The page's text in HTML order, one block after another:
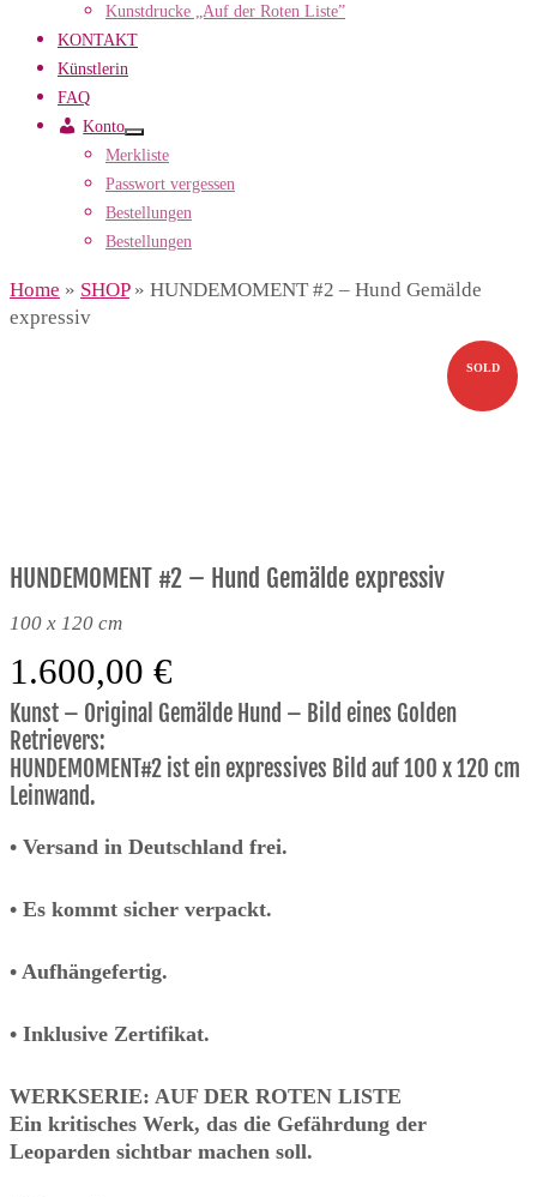
Kunstdrucke „Auf der Roten Liste”
KONTAKT
Künstlerin
FAQ
Konto
Merkliste
Passwort vergessen
Bestellungen
Bestellungen
Home » SHOP» HUNDEMOMENT #2 – Hund Gemälde
expressiv
SOLD
HUNDEMOMENT #2 – Hund Gemälde expressiv
100 x 120 cm
1.600,00 €
Kunst – Original Gemälde Hund – Bild eines Golden
Retrievers:
HUNDEMOMENT#2 ist ein expressives Bild auf 100 x 120 cm
Leinwand.
• Versand in Deutschland frei.
• Es kommt sicher verpackt.
• Aufhängefertig.
• Inklusive Zertifikat.
WERKSERIE: AUF DER ROTEN LISTE
Ein kritisches Werk, das die Gefährdung der
Leoparden sichtbar machen soll.